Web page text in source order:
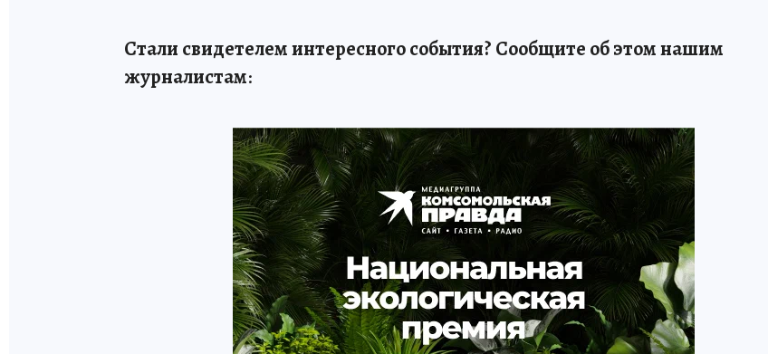
Стали свидетелем интересного события? Сообщите об этом нашим
журналистам: